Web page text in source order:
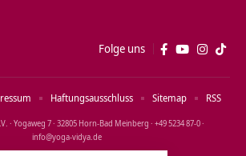
Folge uns
· Yogaweg 7 · 32805 Horn‑Bad Meinberg · +49 5234 87‑0 ·
info@yoga‑vidya.de
Haftungsausschluss Sitemap RSS